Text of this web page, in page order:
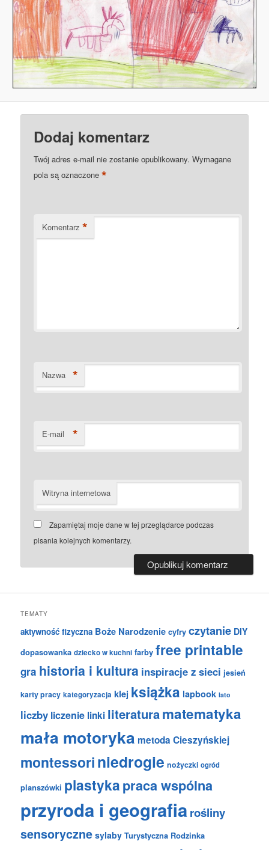
Dodaj komentarz
Twój adres e-mail nie zostanie opublikowany. Wymagane
pola są oznaczone*
Komentarz *
Nazwa *
E-mail *
Witryna internetowa
Zapamiętaj moje dane w tej przeglądarce podczas
pisania kolejnych komentarzy.
TEMATY
aktywność fizyczna Boże Narodzenie cyfry czytanie DIY
dopasowanka dziecko w kuchni farby free printable
gra historia i kultura inspiracje z sieci jesień
karty pracy kategoryzacja klej książka lapbook lato
liczby liczenie linki literaturamatematyka
mała motoryka metoda Cieszyńskiej
montessoriniedrogie nożyczki ogród
planszówki plastykapraca wspólna
przyroda i geografiarośliny
sensoryczne sylaby Turystyczna Rodzinka